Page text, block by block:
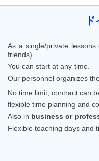
As a single/private
friends)
You can start at any time.
Our personnel organizes
No time limit, contract can
flexible time planning and
Also in business or
Flexible teaching days and